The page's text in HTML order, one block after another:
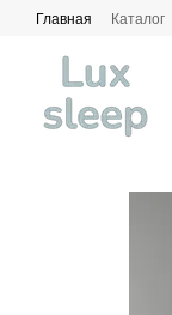
Перейти к
Главная Каталог